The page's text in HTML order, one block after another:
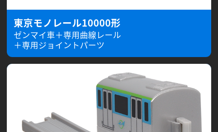
東京モノレール10000形
ゼンマイ車＋専用曲線レール
＋専用ジョイントパーツ